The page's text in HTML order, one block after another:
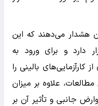
هشدار می‌دهند که این
دارد و برای ورود به
کارآزمایی‌های بالینی را
علاوه بر میزان
جانبی و تأثیر آن بر